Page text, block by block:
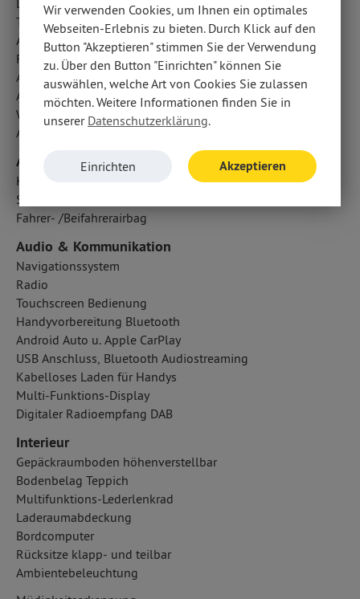
LED-Scheinwerfer
Totwinkel-Assistent
Aufmerksamkeitsassistent
Frontkamera
Außentemperatur Anzeige
Active Safety Brake Plus
Wegfahrsperre
Abbiegelicht
Airbags
Kopfairbag vorn und hinten
Seitenairbag vorn
Fahrer- /Beifahrerairbag
Audio & Kommunikation
Navigationssystem
Radio
Touchscreen Bedienung
Handyvorbereitung Bluetooth
Android Auto u. Apple CarPlay
USB Anschluss, Bluetooth Audiostreaming
Kabelloses Laden für Handys
Multi-Funktions-Display
Digitaler Radioempfang DAB
Interieur
Gepäckraumboden höhenverstellbar
Bodenbelag Teppich
Multifunktions-Lederlenkrad
Laderaumabdeckung
Bordcomputer
Rücksitze klapp- und teilbar
Ambientebeleuchtung
Wir verwenden Cookies, um Ihnen ein optimales
Webseiten-Erlebnis zu bieten. Durch Klick auf den
Button "Akzeptieren" stimmen Sie der Verwendung
zu. Über den Button "Einrichten" können Sie
auswählen, welche Art von Cookies Sie zulassen
möchten. Weitere Informationen finden Sie in
unserer Datenschutzerklärung.
Einrichten Akzeptieren